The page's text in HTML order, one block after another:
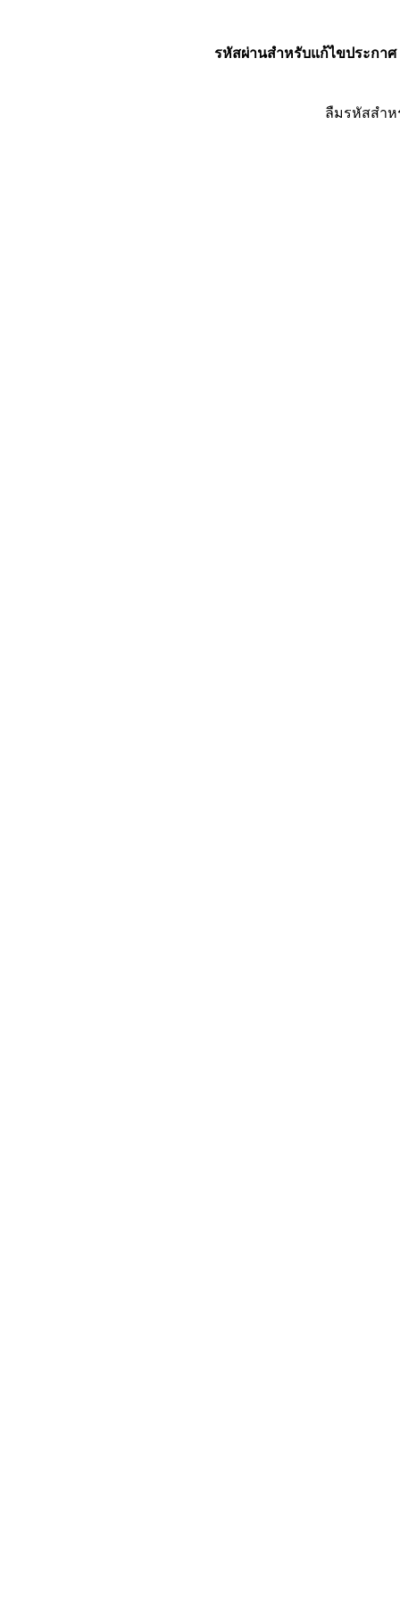
รหัสผ่านสำหรับแก้ไขประกาศ
ลืมรหัสสำ